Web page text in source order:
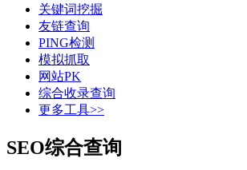
关键词挖掘
友链查询
PING检测
模拟抓取
网站PK
综合收录查询
更多工具>>
SEO综合查询